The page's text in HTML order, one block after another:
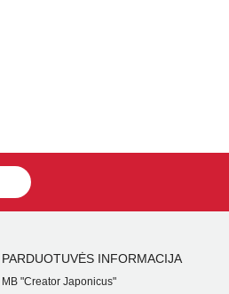
PARDUOTUVĖS INFORMACIJA
MB "Creator Japonicus"